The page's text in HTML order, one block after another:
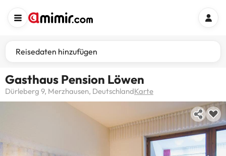
Reisedaten hinzufügen
Gasthaus Pension Löwen
Dürleberg 9, Merzhausen, DeutschlandKarte